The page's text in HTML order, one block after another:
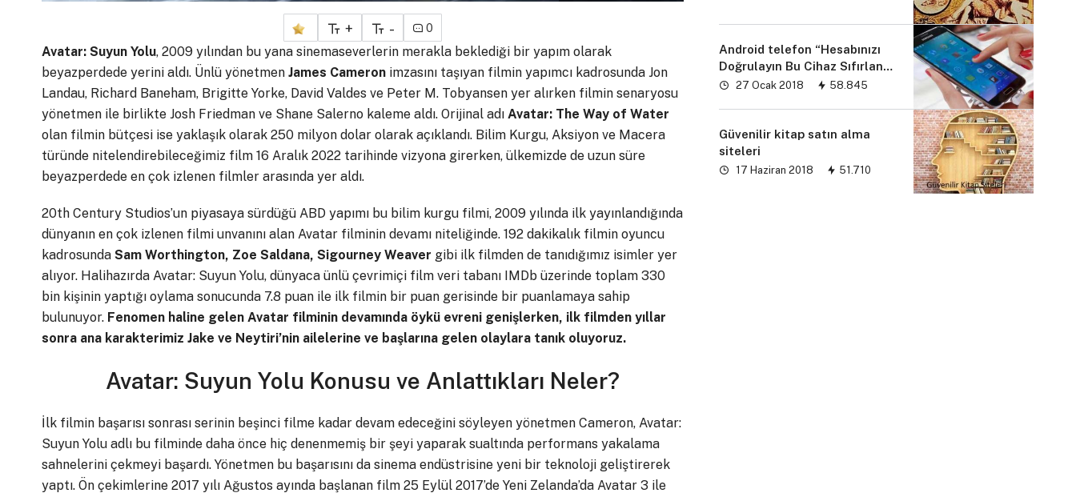
+ - 0
Avatar: Suyun Yolu, 2009 yılından bu yana sinemaseverlerin merakla beklediği bir yapım olarak
beyazperdede yerini aldı. Ünlü yönetmen James Cameron imzasını taşıyan filmin yapımcı kadrosunda Jon
Landau, Richard Baneham, Brigitte Yorke, David Valdes ve Peter M. Tobyansen yer alırken filmin senaryosu
yönetmen ile birlikte Josh Friedman ve Shane Salerno kaleme aldı. Orijinal adı Avatar: The Way of Water
olan filmin bütçesi ise yaklaşık olarak 250 milyon dolar olarak açıklandı. Bilim Kurgu, Aksiyon ve Macera
türünde nitelendirebileceğimiz film 16 Aralık 2022 tarihinde vizyona girerken, ülkemizde de uzun süre
beyazperdede en çok izlenen filmler arasında yer aldı.
20th Century Studios’un piyasaya sürdüğü ABD yapımı bu bilim kurgu filmi, 2009 yılında ilk yayınlandığında
dünyanın en çok izlenen filmi unvanını alan Avatar filminin devamı niteliğinde. 192 dakikalık filmin oyuncu
kadrosunda Sam Worthington, Zoe Saldana, Sigourney Weaver gibi ilk filmden de tanıdığımız isimler yer
alıyor. Halihazırda Avatar: Suyun Yolu, dünyaca ünlü çevrimiçi film veri tabanı IMDb üzerinde toplam 330
bin kişinin yaptığı oylama sonucunda 7.8 puan ile ilk filmin bir puan gerisinde bir puanlamaya sahip
bulunuyor. Fenomen haline gelen Avatar filminin devamında öykü evreni genişlerken, ilk filmden yıllar
sonra ana karakterimiz Jake ve Neytiri’nin ailelerine ve başlarına gelen olaylara tanık oluyoruz.
Avatar: Suyun Yolu Konusu ve Anlattıkları Neler?
İlk filmin başarısı sonrası serinin beşinci filme kadar devam edeceğini söyleyen yönetmen Cameron, Avatar:
Suyun Yolu adlı bu filminde daha önce hiç denenmemiş bir şeyi yaparak sualtında performans yakalama
sahnelerini çekmeyi başardı. Yönetmen bu başarısını da sinema endüstrisine yeni bir teknoloji geliştirerek
yaptı. Ön çekimlerine 2017 yılı Ağustos ayında başlanan film 25 Eylül 2017’de Yeni Zelanda’da Avatar 3 ile
Android telefon “Hesabınızı
Doğrulayın Bu Cihaz Sıfırlandı
sorunu” çözümü
27 Ocak 2018 58.845
Güvenilir kitap satın alma
siteleri
17 Haziran 2018 51.710